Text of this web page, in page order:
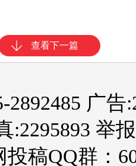
查看下一篇
广告
:2295893 举
稿QQ群：